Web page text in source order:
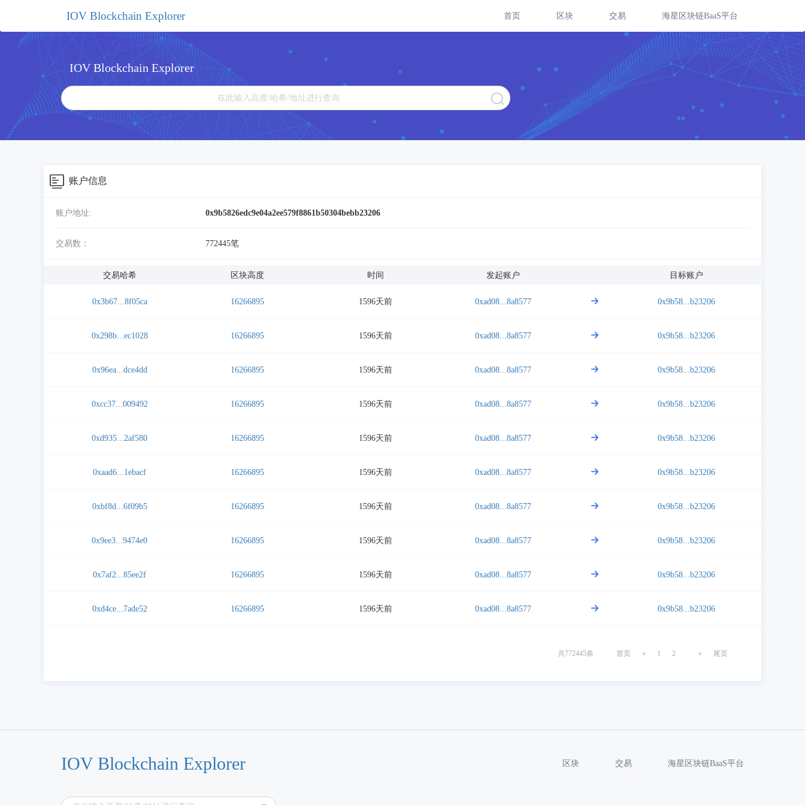
IOV Blockchain Explorer 首页 区块 交易 海星区块链BaaS平台
IOV Blockchain Explorer
账户信息
账户地址: 0x9b5826edc9e04a2ee579f8861b50304bebb23206
交易数： 772445笔
交易哈希 区块高度 时间 发起账户 目标账户
0x3b67...8f05ca 16266895 1596天前 0xad08...8a8577 0x9b58...b23206
0x298b...ec1028 16266895 1596天前 0xad08...8a8577 0x9b58...b23206
0x96ea...dce4dd 16266895 1596天前 0xad08...8a8577 0x9b58...b23206
0xcc37...009492 16266895 1596天前 0xad08...8a8577 0x9b58...b23206
0xd935...2af580 16266895 1596天前 0xad08...8a8577 0x9b58...b23206
0xaad6...1ebacf 16266895 1596天前 0xad08...8a8577 0x9b58...b23206
0xbf8d...6f09b5 16266895 1596天前 0xad08...8a8577 0x9b58...b23206
0x9ee3...9474e0 16266895 1596天前 0xad08...8a8577 0x9b58...b23206
0x7af2...85ee2f 16266895 1596天前 0xad08...8a8577 0x9b58...b23206
0xd4ce...7ade52 16266895 1596天前 0xad08...8a8577 0x9b58...b23206
共772445条 首页 « 1 2 » 尾页
IOV Blockchain Explorer 区块 交易 海星区块链BaaS平台